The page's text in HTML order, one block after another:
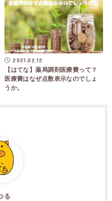
2021.02.12
【はてな】薬局調剤医療費って？
医療費はなぜ点数表示なのでしょ
うか。
る